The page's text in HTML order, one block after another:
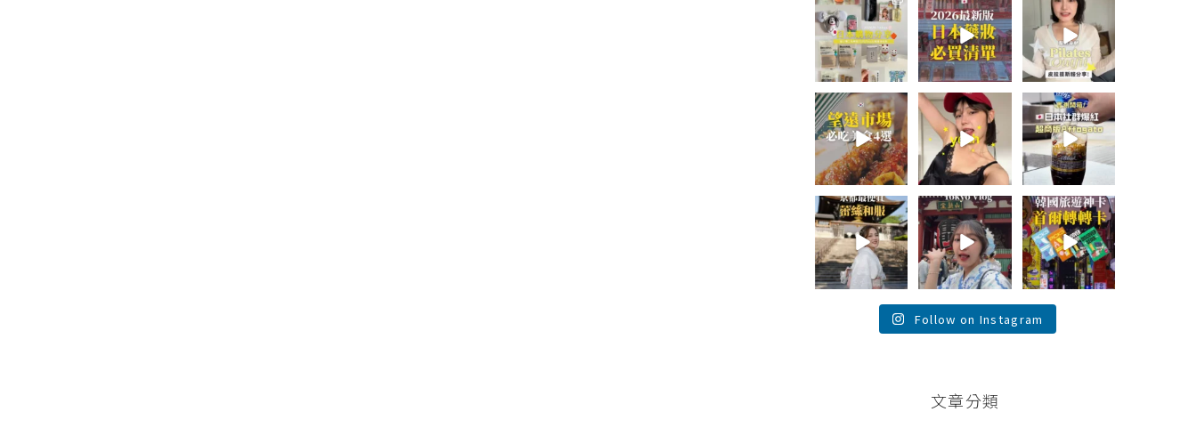
💭留言「免費」
傳日本藥妝店/百
貨/機場/Donki/
折價券給你...
452
44
2026🇯🇵日本藥
妝店必買什麼
日本最近紅什
麼？...
123
20
💭留言「美背」
傳🔗給你！
🏷️#吉推韓國
🇰🇷
...
48 20
\🇰🇷韓國望遠市
場4家必吃美食
😋/
💭留言「望遠市
場」傳地址給
你...
345
59
summer
outfit⋆.˚✮🎧
✮˚.⋆
夏日穿搭最需要
單品！...
755
43
\🇯🇵日本爆紅!超
商版Affogato 🍨
☕️/
🏷️#吉推日本🇯🇵
...
117
26
💭留言「蕾絲」
傳預約🔗給你！
\🇯🇵京都最便宜
蕾絲和服推
薦！/ ...
101
\💭留言「PGC」
傳預約🔗給你 /
Tokyo birthday
trip 🫧...
121
38
\💭留言「轉轉」
傳懶人包和購買
🔗給你
\🇰🇷韓國旅遊神
卡！首爾轉轉卡
✨ / ...
146
Follow on Instagram
文章分類